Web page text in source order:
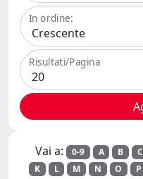
In ordine:
Risultati/Pagina
Vai a: 0-9 A B C
K
L M N O P